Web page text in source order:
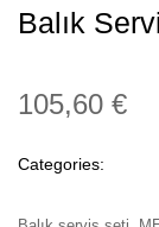
Balık
105,60 €
Categories: